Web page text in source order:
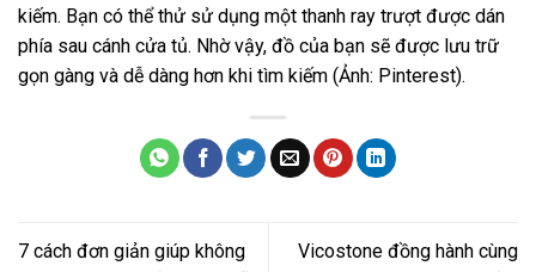
kiếm. Bạn có thể thử sử dụng một thanh ray trượt được dán
phía sau cánh cửa tủ. Nhờ vậy, đồ của bạn sẽ được lưu trữ
gọn gàng và dễ dàng hơn khi tìm kiếm (Ảnh: Pinterest).
7 cách đơn giản giúp không
Vicostone đồng hành cùng